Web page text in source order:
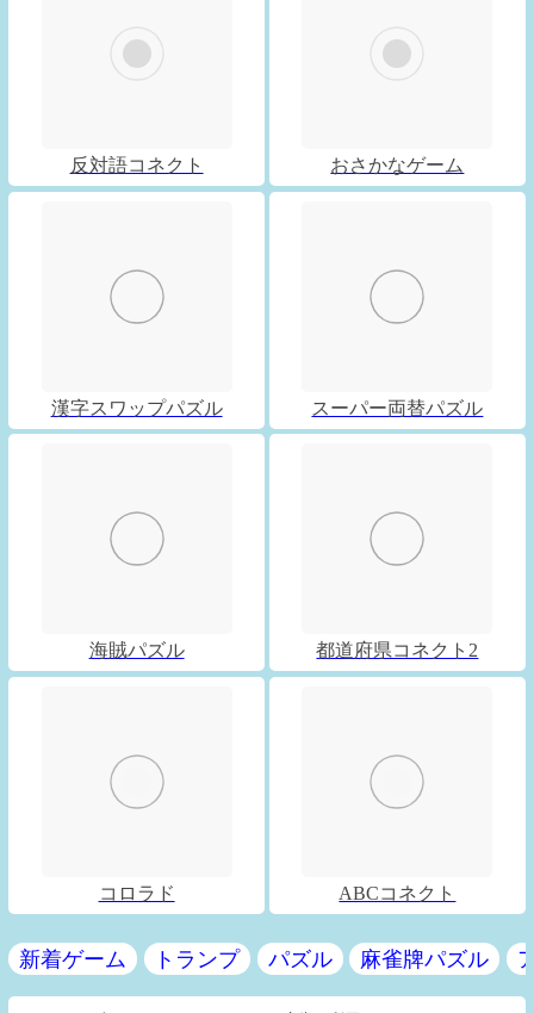
反対語コネクト おさかなゲーム
漢字スワップパズル スーパー両替パズル
海賊パズル 都道府県コネクト2
コロラド ABCコネクト
新着ゲーム トランプ パズル 麻雀牌パズル